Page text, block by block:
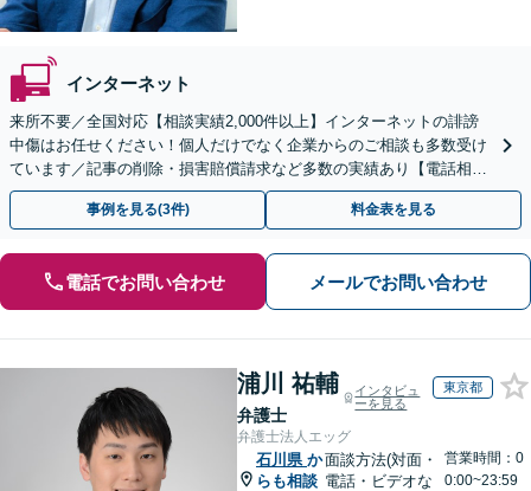
インターネット
来所不要／全国対応【相談実績2,000件以上】インターネットの誹謗
中傷はお任せください！個人だけでなく企業からのご相談も多数受け
ています／記事の削除・損害賠償請求など多数の実績あり【電話相談
可】【初回相談無料】【夜間休日面談可】
事例を見る(3件) 料金表を見る
電話でお問い合わせ メールでお問い合わせ
浦川 祐輔
弁護士
インタビュ
ーを見る
東京都
弁護士法人エッグ
石川県 か
らも相談
面談方法(対面・
電話・ビデオな
営業時間：0
0:00~23:59